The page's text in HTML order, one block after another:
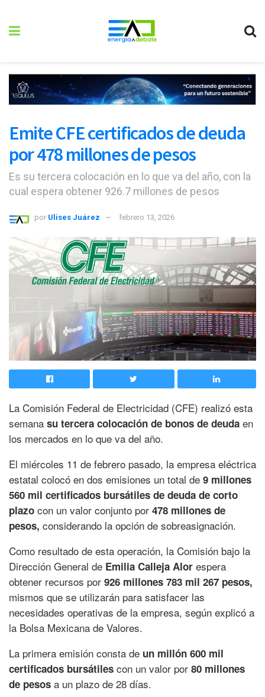
Emite CFE certificados de deuda
por 478 millones de pesos
Es su tercera colocación en lo que va del año, con la
cual espera obtener 926.7 millones de pesos
por Ulises Juárez febrero 13, 2026
La Comisión Federal de Electricidad (CFE) realizó esta
semana su tercera colocación de bonos de deuda en
los mercados en lo que va del año.
El miércoles 11 de febrero pasado, la empresa eléctrica
estatal colocó en dos emisiones un total de 9 millones
560 mil certificados bursátiles de deuda de corto
plazo con un valor conjunto por 478 millones de
pesos, considerando la opción de sobreasignación.
Como resultado de esta operación, la Comisión bajo la
Dirección General de Emilia Calleja Alor espera
obtener recursos por 926 millones 783 mil 267 pesos,
mismos que se utilizarán para satisfacer las
necesidades operativas de la empresa, según explicó a
la Bolsa Mexicana de Valores.
La primera emisión consta de un millón 600 mil
certificados bursátiles con un valor por 80 millones
de pesos a un plazo de 28 días.